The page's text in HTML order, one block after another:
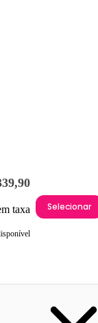
taxa Selecionar